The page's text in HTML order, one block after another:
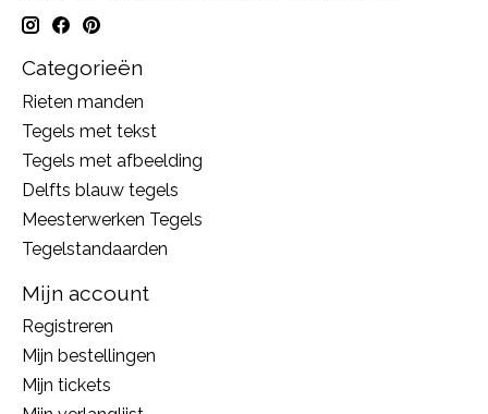
Categorieën
Rieten manden
Tegels met tekst
Tegels met afbeelding
Delfts blauw tegels
Meesterwerken Tegels
Tegelstandaarden
Mijn account
Registreren
Mijn bestellingen
Mijn tickets